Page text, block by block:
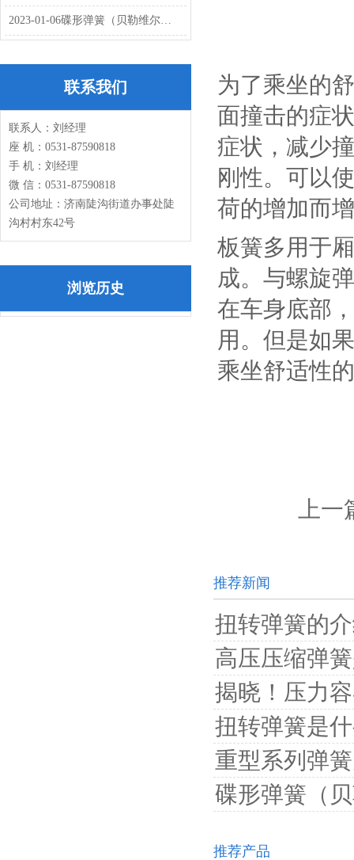
2023-01-06碟形弹簧（贝勒维尔簧垫圈）的用途有哪些应用到哪些行业
联系我们
联系人：刘经理
座 机：0531-87590818
手 机：刘经理
微 信：0531-87590818
公司地址：济南陡沟街道办事处陡
沟村村东42号
浏览历史
为了乘坐的
面撞击的症
症状，减少
刚性。可以
荷的增加而
板簧多用于
成。与螺旋
在车身底部
用。但是如
乘坐舒适性
上
推荐新闻
扭转弹簧的
高压压缩弹
揭晓！压力
扭转弹簧是
重型系列弹
碟形弹簧（
推荐产品